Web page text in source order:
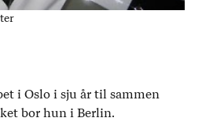
i Oslo i sju år til sammen
bor hun i Berlin.